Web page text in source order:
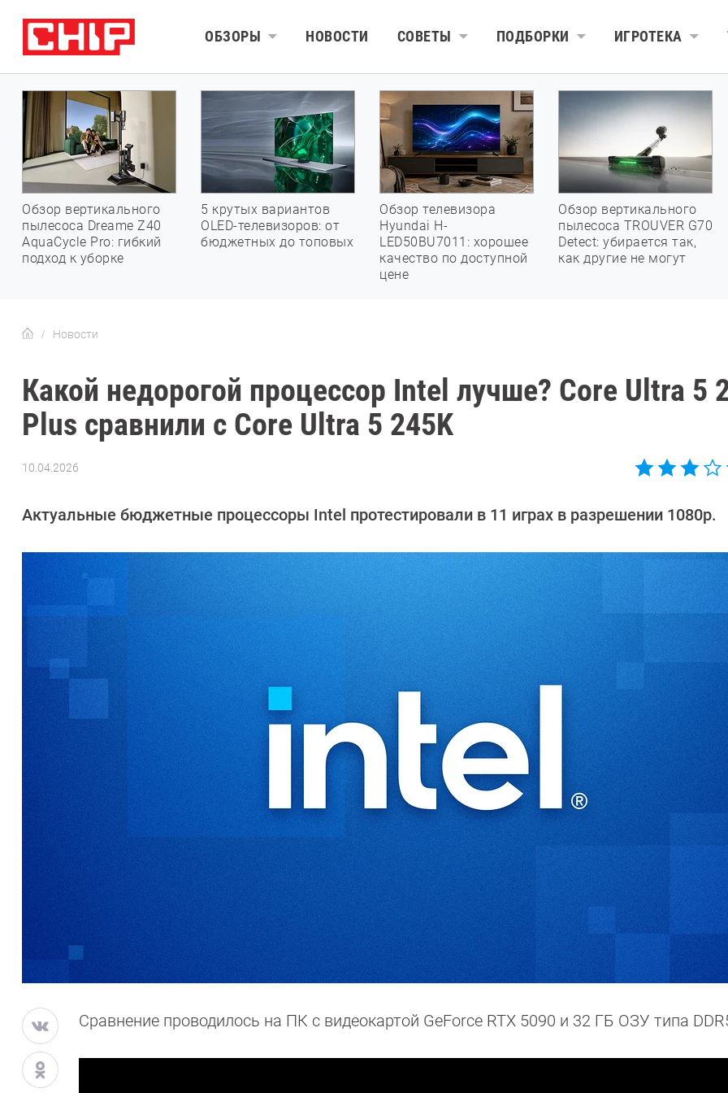
ОБЗОРЫ НОВОСТИ СОВЕТЫ ПОДБОРКИ ИГРОТЕКА
Обзор вертикального
пылесоса Dreame Z40
AquaCycle Pro: гибкий
подход к уборке
5 крутых вариантов
OLED-телевизоров: от
бюджетных до топовых
Обзор телевизора
Hyundai H-
LED50BU7011: хорошее
качество по доступной
цене
Обзор вертикального
пылесоса TROUVER G70
Detect: убирается так,
как другие не могут
Новости
Какой недорогой процессор Intel лучше? Core Ultra 5
Plus сравнили с Core Ultra 5 245K
10.04.2026
Калашников
Актуальные бюджетные процессоры Intel протестировали в 11 играх в разрешении 1080p.
Сравнение проводилось на ПК с видеокартой GeForce RTX 5090 и 32 ГБ ОЗУ типа